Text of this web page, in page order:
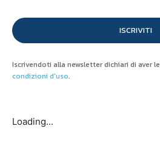
ISCRIVITI
Iscrivendoti alla newsletter dichiari di aver
condizioni d'uso.
Loading...